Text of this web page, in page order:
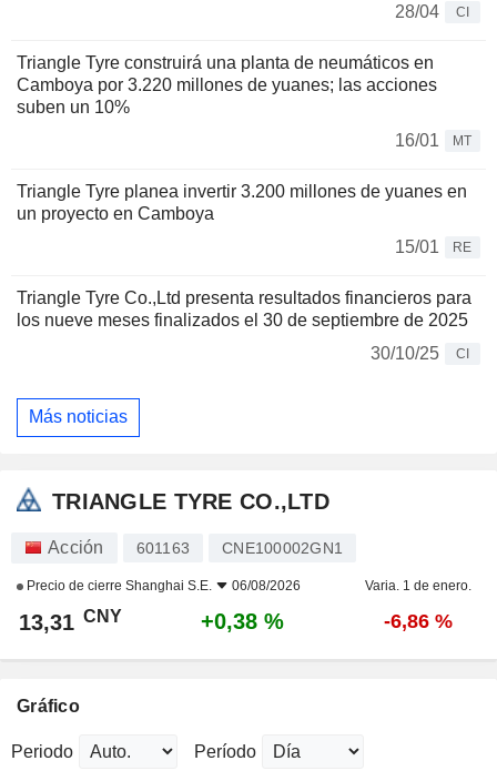
28/04
CI
Triangle Tyre construirá una planta de neumáticos en
Camboya por 3.220 millones de yuanes; las acciones
suben un 10%
16/01
MT
Triangle Tyre planea invertir 3.200 millones de yuanes en
un proyecto en Camboya
15/01
RE
Triangle Tyre Co.,Ltd presenta resultados financieros para
los nueve meses finalizados el 30 de septiembre de 2025
30/10/25
CI
Más noticias
TRIANGLE TYRE CO.,LTD
Acción 601163 CNE100002GN1
Precio de cierre Shanghai S.E. 06/08/2026 Varia. 1 de enero.
13,31 CNY +0,38 % -6,86 %
Gráfico
Periodo Período